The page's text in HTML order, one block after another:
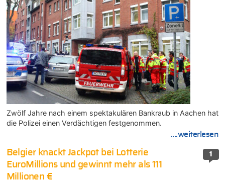
Zwölf Jahre nach einem spektakulären Bankraub in Aachen hat
die Polizei einen Verdächtigen festgenommen.
....weiterlesen
1
Belgier knackt Jackpot bei Lotterie
EuroMillions und gewinnt mehr als 111
Millionen €